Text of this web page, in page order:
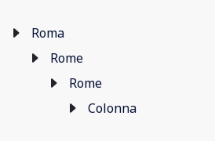
Roma
Rome
Rome
Colonna